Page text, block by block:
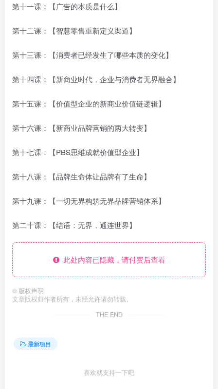
第十一课：【广告的本质是什么】
第十二课：【智慧零售重新定义渠道】
第十三课：【消费者已经发生了哪些本质的变化】
第十四课：【新商业时代，企业与消费者无界融合】
第十五课：【价值型企业的新商业价值链逻辑】
第十六课：【新商业品牌营销的两大转变】
第十七课：【PBS思维成就价值型企业】
第十八课：【品牌生命体让品牌有了生命】
第十九课：【一切无界构筑无界品牌营销体系】
第二十课：【结语：无界，通连世界】
此处内容已隐藏，请付费后查看
© 版权声明
文章版权归作者所有，未经允许请勿转载。
THE END
最新项目
喜欢就支持一下吧